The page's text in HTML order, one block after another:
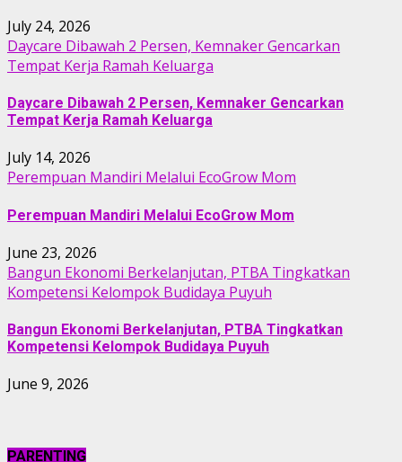
July 24, 2026
Daycare Dibawah 2 Persen, Kemnaker Gencarkan
Tempat Kerja Ramah Keluarga
Daycare Dibawah 2 Persen, Kemnaker Gencarkan
Tempat Kerja Ramah Keluarga
July 14, 2026
Perempuan Mandiri Melalui EcoGrow Mom
Perempuan Mandiri Melalui EcoGrow Mom
June 23, 2026
Bangun Ekonomi Berkelanjutan, PTBA Tingkatkan
Kompetensi Kelompok Budidaya Puyuh
Bangun Ekonomi Berkelanjutan, PTBA Tingkatkan
Kompetensi Kelompok Budidaya Puyuh
June 9, 2026
PARENTING